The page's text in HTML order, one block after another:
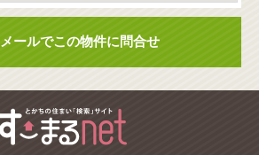
メールでこの物件に問合せ